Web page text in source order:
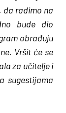
da radimo na
bude dio
obrađuju
Vršit će se
za učitelje i
sugestijama